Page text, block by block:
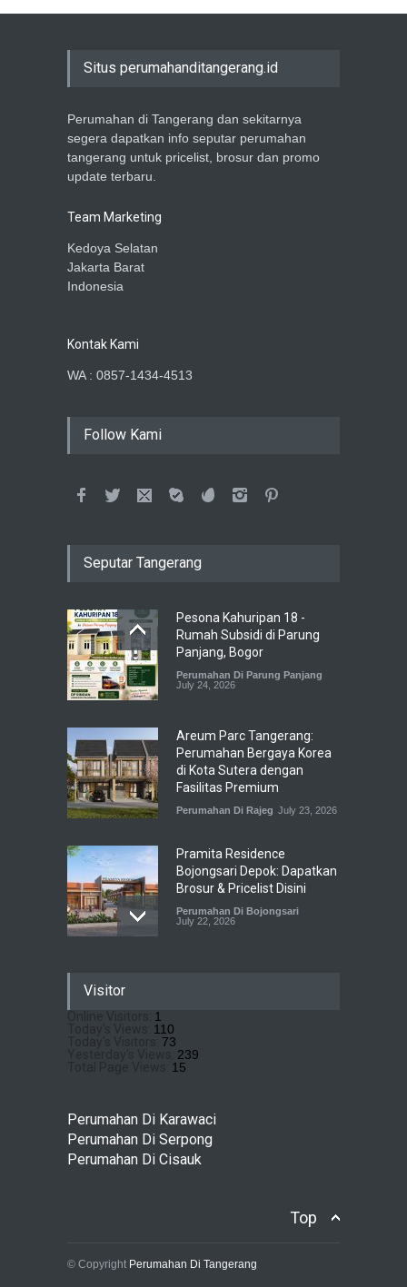
Situs perumahanditangerang.id
Perumahan di Tangerang dan sekitarnya
segera dapatkan info seputar perumahan
tangerang untuk pricelist, brosur dan promo
update terbaru.
Team Marketing
Kedoya Selatan
Jakarta Barat
Indonesia
Kontak Kami
WA : 0857-1434-4513
Follow Kami
Seputar Tangerang
Pesona Kahuripan 18 -
Rumah Subsidi di Parung
Panjang, Bogor
Perumahan Di Parung Panjang
July 24, 2026
Areum Parc Tangerang:
Perumahan Bergaya Korea
di Kota Sutera dengan
Fasilitas Premium
Perumahan Di Rajeg July 23, 2026
Pramita Residence
Bojongsari Depok: Dapatkan
Brosur & Pricelist Disini
Perumahan Di Bojongsari
July 22, 2026
Nuansa Resort di Gading
Serpong
Perumahan Di Serpong
Visitor
1
110
73
239
15
Perumahan Di Karawaci
Perumahan Di Serpong
Perumahan Di Cisauk
Top
© Copyright Perumahan Di Tangerang